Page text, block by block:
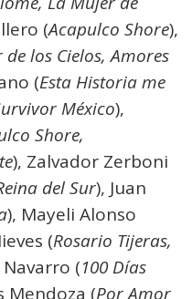
(Acapulco Shore),
de los Cielos, Amores
(Esta Historia me
México),
Shore,
), Zalvador Zerboni
del Sur), Juan
), Mayeli Alonso
(Rosario Tijeras,
(100 Días
Mendoza (Por Amor